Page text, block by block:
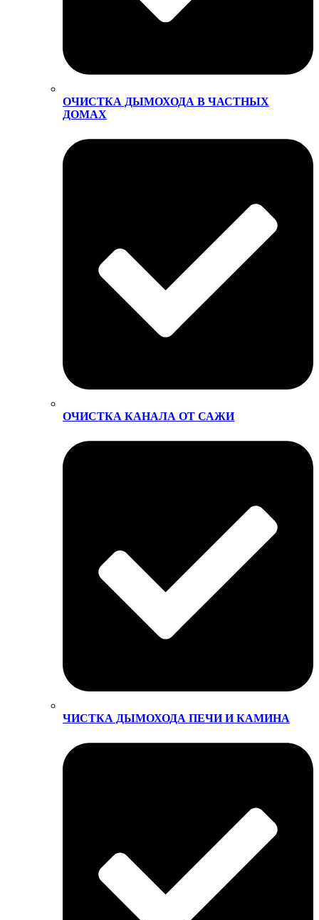
ОЧИСТКА ДЫМОХОДА В ЧАСТНЫХ
ДОМАХ
ОЧИСТКА КАНАЛА ОТ САЖИ
ЧИСТКА ДЫМОХОДА ПЕЧИ И КАМИНА